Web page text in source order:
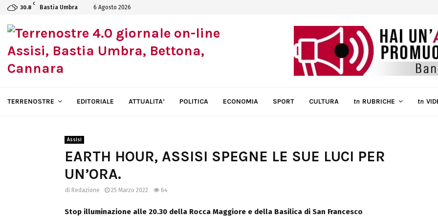
30.8
C
Bastia Umbra 6 Agosto 2026
TERRENOSTRE EDITORIALE ATTUALITA’ POLITICA ECONOMIA SPORT CULTURA tn RUBRICHE tn
Assisi
EARTH HOUR, ASSISI SPEGNE LE SUE LUCI PER
UN’ORA.
di Redazione 25 Marzo 2022 64
Stop illuminazione alle 20.30 della Rocca Maggiore e della Basilica di San Francesco